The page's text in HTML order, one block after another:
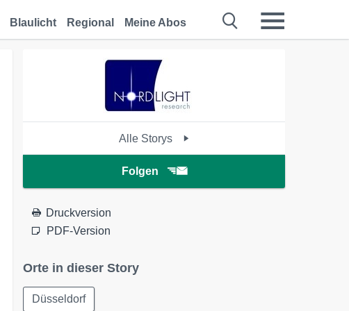
Blaulicht Regional Meine Abos
Alle Storys
Folgen
Druckversion
PDF-Version
Orte in dieser Story
Düsseldorf